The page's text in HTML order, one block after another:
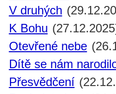
V druhých
K Bohu
Otevřené nebe
Dítě se nám
Přesvědčení